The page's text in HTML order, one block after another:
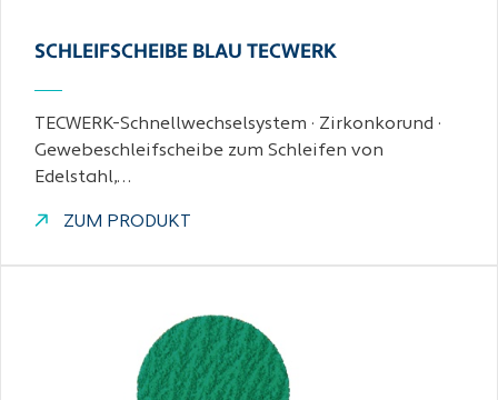
SCHLEIFSCHEIBE BLAU TECWERK
TECWERK-Schnellwechselsystem · Zirkonkorund ·
Gewebeschleifscheibe zum Schleifen von
Edelstahl,…
ZUM PRODUKT